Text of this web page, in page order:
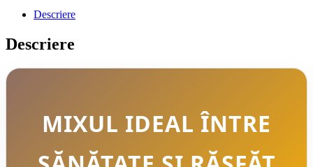
Descriere
Descriere
MIXUL IDEAL ÎNTRE